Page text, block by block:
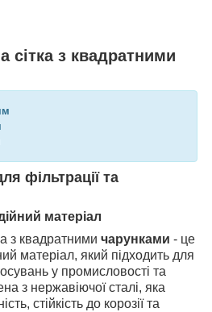
сітка з квадратними
фільтрації та
матеріал
з квадратними чарунками - це
матеріал, який підходить для
у промисловості та
з нержавіючої сталі, яка
стійкість до корозії та